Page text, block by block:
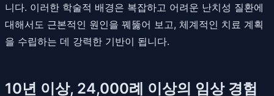
니다. 이러한 학술적 배경은 복잡하고 어려운 난치성 질환에
대해서도 근본적인 원인을 꿰뚫어 보고, 체계적인 치료 계획
을 수립하는 데 강력한 기반이 됩니다.
10년 이상, 24,000례 이상의 임상 경험